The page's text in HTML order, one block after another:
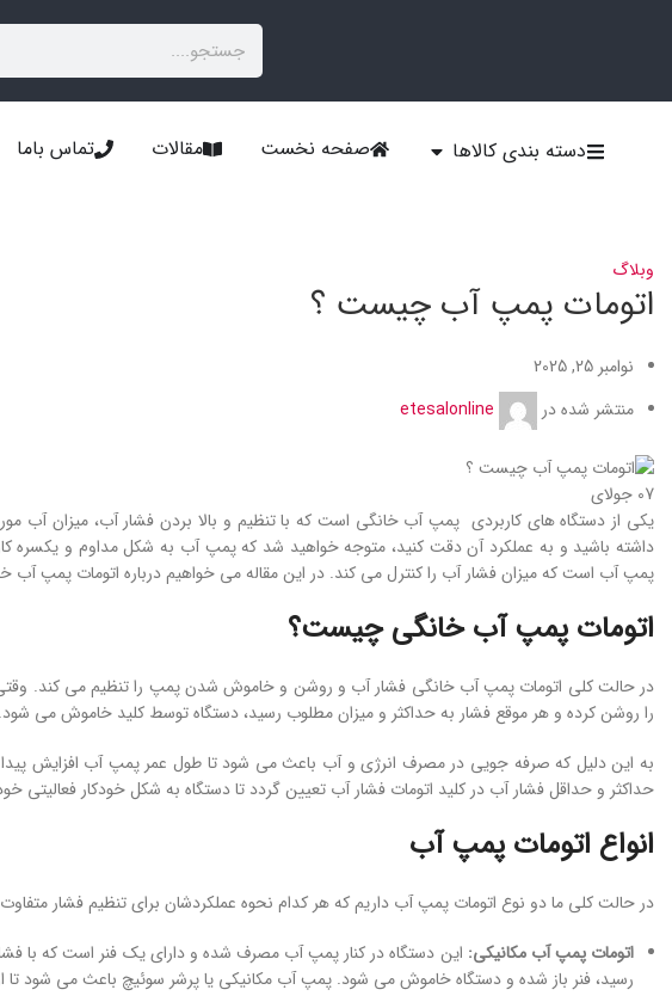
دسته بندی کالاها صفحه نخست مقالات تماس باما
وبلاگ
اتومات پمپ آب چیست ؟
نوامبر 25, 2025
منتشر شده در
etesalonline
07 جولای
یکی از دستگاه های کاربردی پمپ آب خانگی است که با تنظیم و بالا بردن فشار آب، میزان آب
داشته باشید و به عملکرد آن دقت کنید، متوجه خواهید شد که پمپ آب به شکل مداوم و
پمپ آب است که میزان فشار آب را کنترل می کند. در این مقاله می خواهیم درباره اتومات پمپ آب
اتومات پمپ آب خانگی چیست؟
در حالت کلی اتومات پمپ آب خانگی فشار آب و روشن و خاموش شدن پمپ را تنظیم می کند. وقتی
را روشن کرده و هر موقع فشار به حداکثر و میزان مطلوب رسید، دستگاه توسط کلید خاموش می
به این دلیل که صرفه جویی در مصرف انرژی و آب باعث می شود تا طول عمر پمپ آب افزایش پیدا
حداکثر و حداقل فشار آب در کلید اتومات فشار آب تعیین گردد تا دستگاه به شکل خودکار فعالیتی
انواع اتومات پمپ آب
در حالت کلی ما دو نوع اتومات پمپ آب داریم که هر کدام نحوه عملکردشان برای تنظیم فشار
اتومات پمپ آب مکانیکی: این دستگاه در کنار پمپ آب مصرف شده و دارای یک فنر است که با
رسید، فنر باز شده و دستگاه خاموش می شود. پمپ آب مکانیکی یا پرشر سوئیچ باعث می شود